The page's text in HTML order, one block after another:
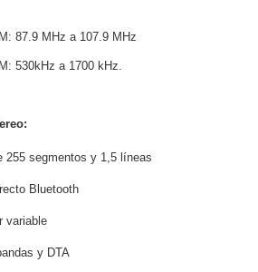
Bala Codificadores
87.9 MHz a 107.9 MHz
530kHz a 1700 kHz.
255 segmentos y 1,5 líneas
Bluetooth
variable
y DTA